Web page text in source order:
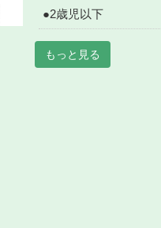
●2歳児以下
もっと見る